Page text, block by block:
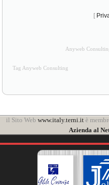
[
Anyweb
Tag Anyweb Consulting
il Sito Web www.italy.terni.it è
Azienda al